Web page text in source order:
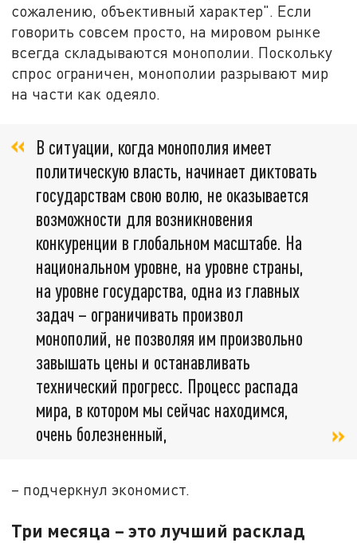
сожалению, объективный характер". Если
говорить совсем просто, на мировом рынке
всегда складываются монополии. Поскольку
спрос ограничен, монополии разрывают мир
на части как одеяло.
В ситуации, когда монополия имеет
политическую власть, начинает диктовать
государствам свою волю, не оказывается
возможности для возникновения
конкуренции в глобальном масштабе. На
национальном уровне, на уровне страны,
на уровне государства, одна из главных
задач – ограничивать произвол
монополий, не позволяя им произвольно
завышать цены и останавливать
технический прогресс. Процесс распада
мира, в котором мы сейчас находимся,
очень болезненный,
– подчеркнул экономист.
Три месяца – это лучший расклад